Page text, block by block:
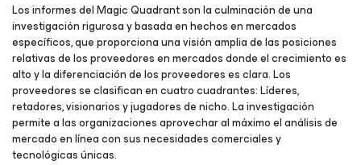
Los informes del Magic Quadrant son la culminación de una
investigación rigurosa y basada en hechos en mercados
específicos, que proporciona una visión amplia de las posiciones
relativas de los proveedores en mercados donde el crecimiento es
alto y la diferenciación de los proveedores es clara. Los
proveedores se clasifican en cuatro cuadrantes: Líderes,
retadores, visionarios y jugadores de nicho. La investigación
permite a las organizaciones aprovechar al máximo el análisis de
mercado en línea con sus necesidades comerciales y
tecnológicas únicas.